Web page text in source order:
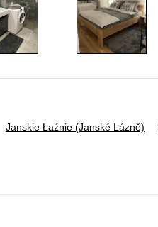
Janskie Łaźnie (Janské Lázně)